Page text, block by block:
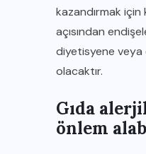
kazandırmak için
açısından
diyetisyene veya
olacaktır.
Gıda
önlem